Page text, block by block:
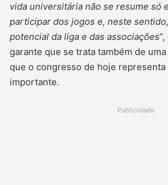
vida universitária não se resume só
participar dos jogos e, neste
potencial da liga e das associações
garante que se trata também de
que o congresso de hoje
importante.
Publicidade